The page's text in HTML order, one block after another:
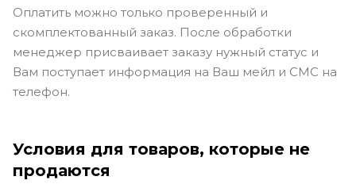
Оплатить можно только проверенный и
скомплектованный заказ. После обработки
менеджер присваивает заказу нужный статус и
Вам поступает информация на Ваш мейл и СМС на
телефон.
Условия для товаров, которые не
продаются